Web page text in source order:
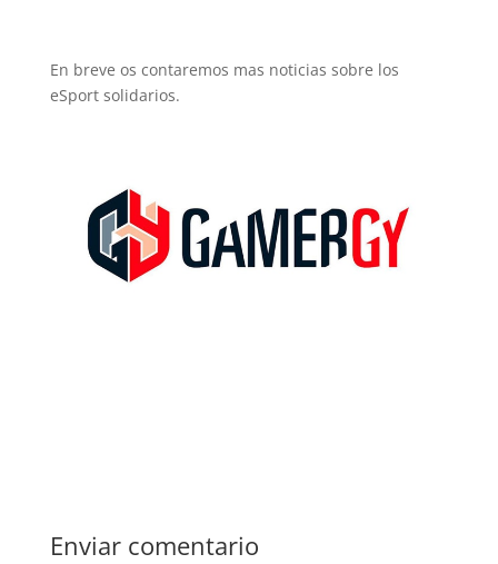
En breve os contaremos mas noticias sobre los
eSport solidarios.
Enviar comentario